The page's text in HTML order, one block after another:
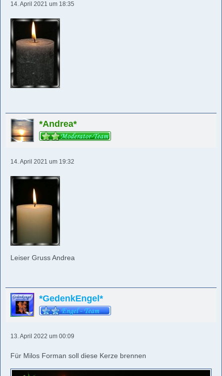
14. April 2021 um 18:35
*Andrea*
14. April 2021 um 19:32
Leiser Gruss Andrea
*GedenkEngel*
13. April 2022 um 00:09
Für Milos Forman soll diese Kerze brennen